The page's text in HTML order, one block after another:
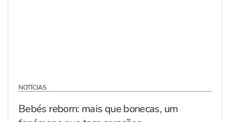
NOTÍCIAS
Bebés reborn: mais que bonecas, um